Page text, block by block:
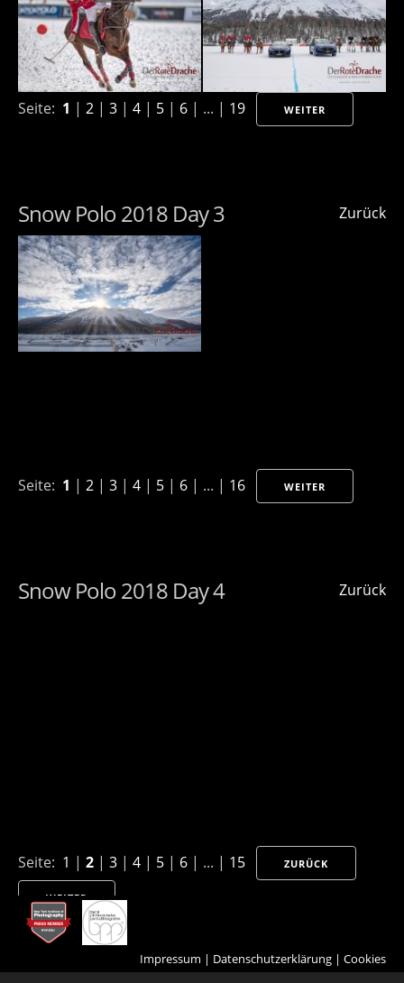
Seite: 1 | 2 | 3 | 4 | 5 | 6 | ... | 19 WEITER
Zurück
Snow Polo 2018 Day 3
Seite: 1 | 2 | 3 | 4 | 5 | 6 | ... | 16 WEITER
Zurück
Snow Polo 2018 Day 4
Seite: 1 | 2 | 3 | 4 | 5 | 6 | ... | 15 ZURÜCK
WEITER
Impressum | Datenschutzerklärung | Cookies